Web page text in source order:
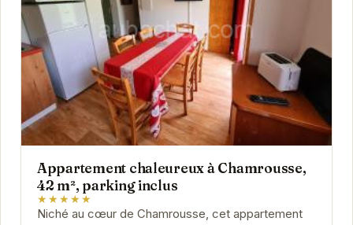
Appartement chaleureux à Chamrousse,
42 m², parking inclus
★★★★★
Niché au cœur de Chamrousse, cet appartement